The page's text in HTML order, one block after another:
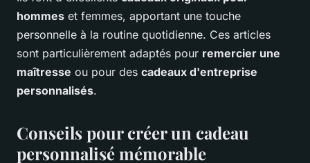
hommes et femmes, apportant une touche
personnelle à la routine quotidienne. Ces articles
sont particulièrement adaptés pour remercier une
maîtresse ou pour des cadeaux d'entreprise
personnalisés.
Conseils pour créer un cadeau
personnalisé mémorable